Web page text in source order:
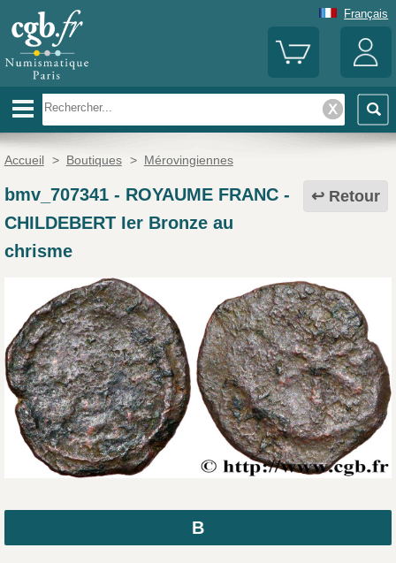
Français
Accueil > Boutiques > Mérovingiennes
Retour
bmv_707341- ROYAUME FRANC -
CHILDEBERT Ier Bronze au
chrisme
B